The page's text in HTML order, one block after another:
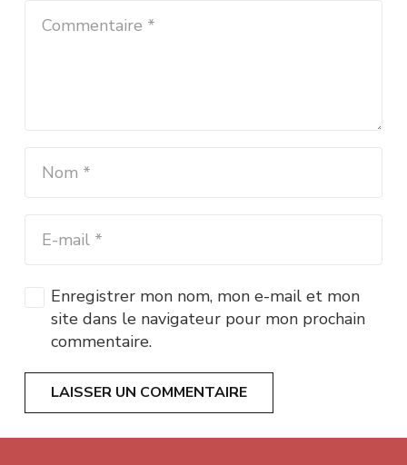
Enregistrer mon nom, mon e-mail et mon
site dans le navigateur pour mon prochain
commentaire.
LAISSER UN COMMENTAIRE